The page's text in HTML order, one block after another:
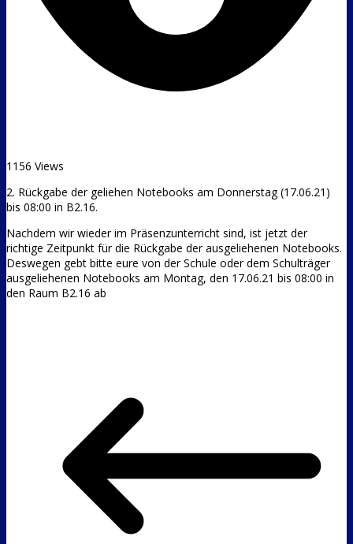
1156 Views
2. Rückgabe der geliehen Notebooks am Donnerstag (17.06.21)
bis 08:00 in B2.16.
Nachdem wir wieder im Präsenzunterricht sind, ist jetzt der
richtige Zeitpunkt für die Rückgabe der ausgeliehenen Notebooks.
Deswegen gebt bitte eure von der Schule oder dem Schulträger
ausgeliehenen Notebooks am Montag, den 17.06.21 bis 08:00 in
den Raum B2.16 ab